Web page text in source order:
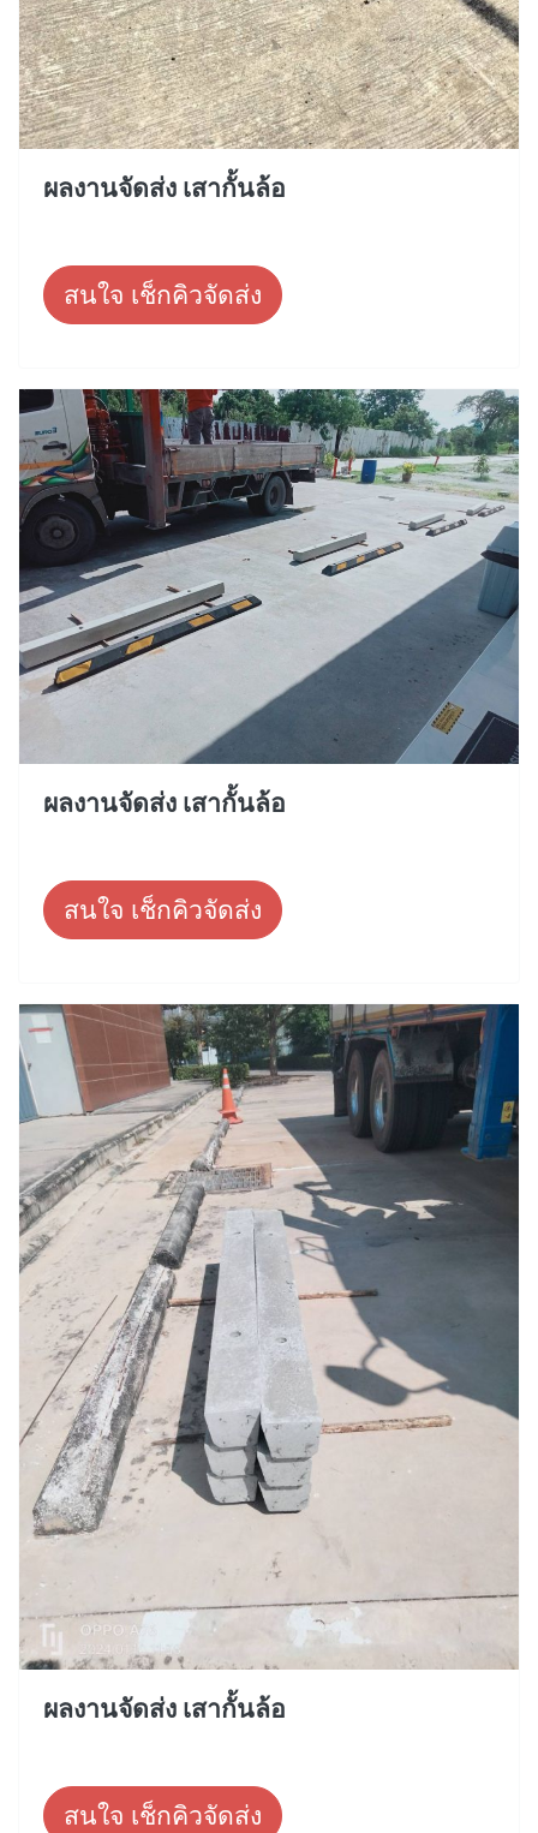
ผลงานจัดส่ง เสากั้นล้อ
สนใจ เช็กคิวจัดส่ง
ผลงานจัดส่ง เสากั้นล้อ
สนใจ เช็กคิวจัดส่ง
ผลงานจัดส่ง เสากั้นล้อ
สนใจ เช็กคิวจัดส่ง